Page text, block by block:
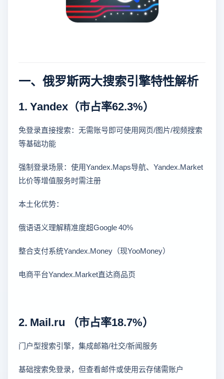
一、俄罗斯两大搜索引擎特性解析
1. Yandex（市占率62.3%）
免登录直接搜索：无需账号即可使用网页/图片/视频搜索
等基础功能
强制登录场景：使用Yandex.Maps导航、Yandex.Market
比价等增值服务时需注册
本土化优势：
俄语语义理解精准度超Google 40%
整合支付系统Yandex.Money（现YooMoney）
电商平台Yandex.Market直达商品页
2. Mail.ru （市占率18.7%）
门户型搜索引擎，集成邮箱/社交/新闻服务
基础搜索免登录，但查看邮件或使用云存储需账户